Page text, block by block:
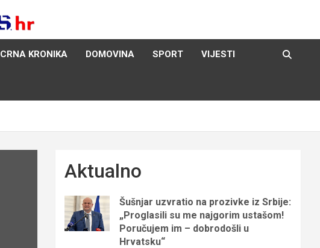
CRNA KRONIKA DOMOVINA SPORT VIJESTI
Aktualno
Šušnjar uzvratio na prozivke iz Srbije:
„Proglasili su me najgorim ustašom!
Poručujem im – dobrodošli u
Hrvatsku“